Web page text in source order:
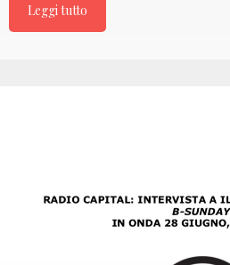
Leggi tutto